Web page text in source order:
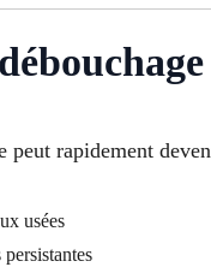
peut rapidement
usées